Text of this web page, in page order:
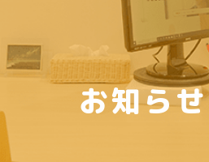
お知らせ